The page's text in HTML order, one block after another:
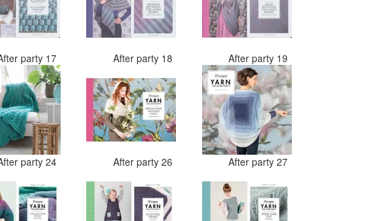
party 17 After party 18 After party 19
party 24 After party 26 After party 27